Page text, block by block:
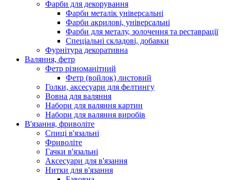
Фарби для декорування
Фарби металік універсальні
Фарби акрилові, універсальні
Фарби для металу, золочення та реставрації
Спеціальні складові, добавки
Фурнітура декоративна
Валяння, фетр
Фетр різноманітний
Фетр (войлок) листовий
Голки, аксесуари для фелтингу
Вовна для валяння
Набори для валяння картин
Набори для валяння виробів
В'язання, фриволіте
Спиці в'язальні
Фриволіте
Гачки в'язальні
Аксесуари для в'язання
Нитки для в'язання